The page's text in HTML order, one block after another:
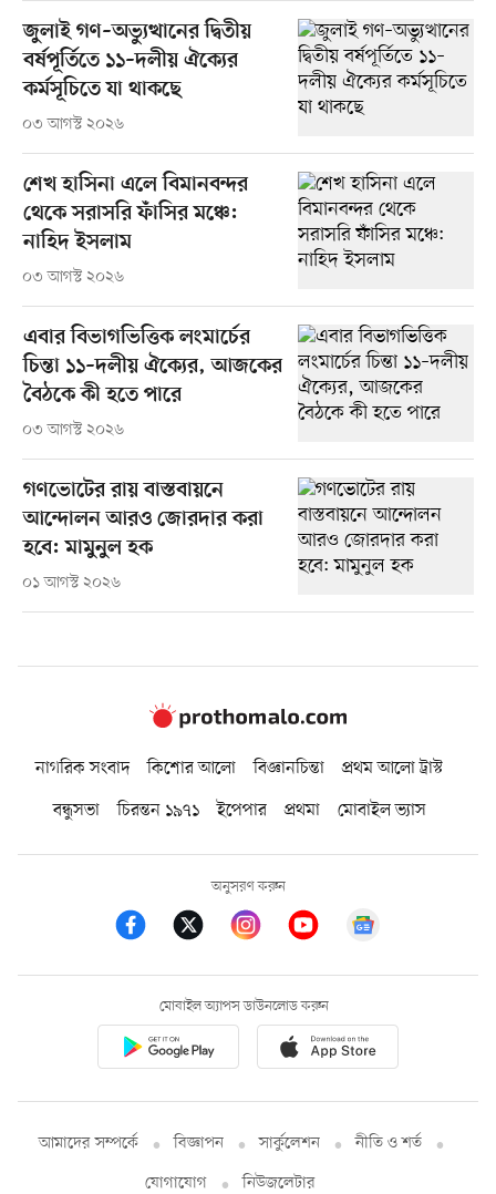
জুলাই গণ–অভ্যুত্থানের দ্বিতীয়
বর্ষপূর্তিতে ১১–দলীয় ঐক্যের
কর্মসূচিতে যা থাকছে
০৩ আগস্ট ২০২৬
শেখ হাসিনা এলে বিমানবন্দর
থেকে সরাসরি ফাঁসির মঞ্চে:
নাহিদ ইসলাম
০৩ আগস্ট ২০২৬
এবার বিভাগভিত্তিক লংমার্চের
চিন্তা ১১–দলীয় ঐক্যের, আজকের
বৈঠকে কী হতে পারে
০৩ আগস্ট ২০২৬
গণভোটের রায় বাস্তবায়নে
আন্দোলন আরও জোরদার করা
হবে: মামুনুল হক
০১ আগস্ট ২০২৬
নাগরিক সংবাদ কিশোর আলো বিজ্ঞানচিন্তা
প্রথম আলো ট্রাস্ট
বন্ধুসভা
চিরন্তন ১৯৭১ ইপেপার প্রথমা মোবাইল ভ্যাস
অনুসরণ করুন
মোবাইল অ্যাপস ডাউনলোড করুন
আমাদের সম্পর্কে বিজ্ঞাপন সার্কুলেশন
নীতি ও শর্ত
যোগাযোগ
নিউজলেটার